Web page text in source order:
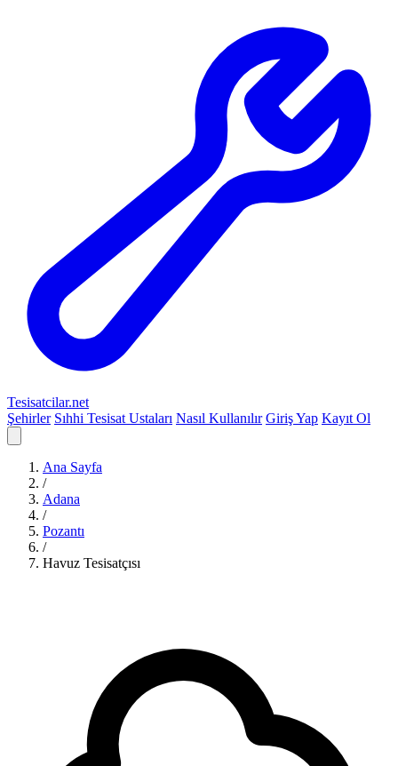
Tesisatcilar.net
Şehirler Sıhhi Tesisat Ustaları Nasıl Kullanılır Giriş Yap Kayıt Ol
Ana Sayfa
/
Adana
/
Pozantı
/
Havuz Tesisatçısı